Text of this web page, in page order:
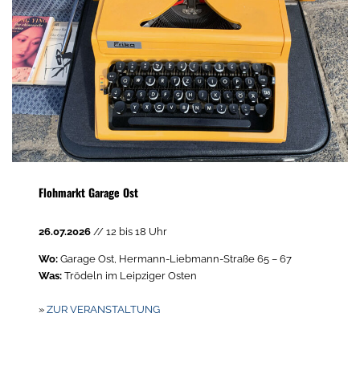
Flohmarkt Garage Ost
26.07.2026 // 12 bis 18 Uhr
Wo: Garage Ost, Hermann-Liebmann-Straße 65 – 67
Was:Trödeln im Leipziger Osten
»ZUR VERANSTALTUNG